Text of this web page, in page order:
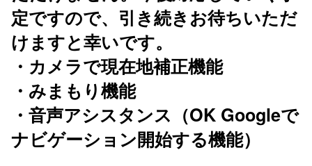
定ですので、引き続きお待ちいただ
けますと幸いです。
・カメラで現在地補正機能
・みまもり機能
・音声アシスタンス（OK Googleで
ナビゲーション開始する機能）